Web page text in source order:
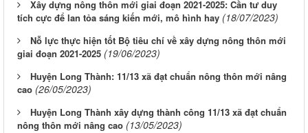
Xây dựng nông thôn mới giai đoạn 2021-2025: Cần tư duy
tích cực để lan tỏa sáng kiến mới, mô hình hay (18/07/2023)
Nỗ lực thực hiện tốt Bộ tiêu chí về xây dựng nông thôn mới
giai đoạn 2021-2025 (19/06/2023)
Huyện Long Thành: 11/13 xã đạt chuẩn nông thôn mới nâng
cao (26/05/2023)
Huyện Long Thành xây dựng thành công 11/13 xã đạt chuẩn
nông thôn mới nâng cao (13/05/2023)